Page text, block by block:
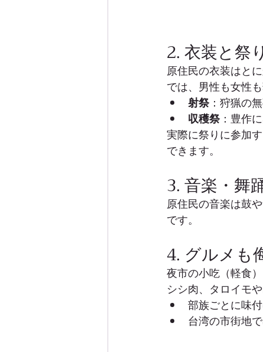
2. 衣装と祭り
原住民の衣装はと
では、男性も女性
射祭：狩猟の
収穫祭：豊作
実際に祭りに参加
できます。
3. 音楽・舞
原住民の音楽は鼓
です。
4. グルメも
夜市の小吃（軽食
シシ肉、タロイモ
部族ごとに味
台湾の市街地